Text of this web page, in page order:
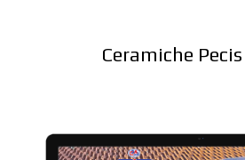
Ceramiche